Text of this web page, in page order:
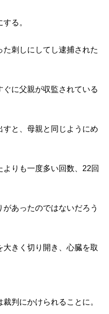
る。
刺しにしてし逮捕された
に父親が収監されている
と、母親と同じようにめ
りも一度多い回数、22回
あったのではないだろう
きく切り開き、心臓を取
判にかけられることに。